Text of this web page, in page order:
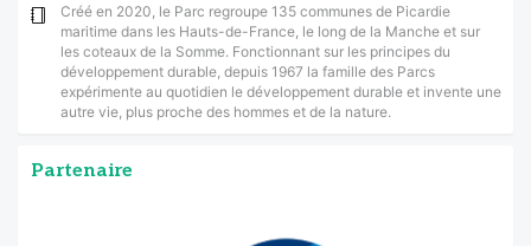
Créé en 2020, le Parc regroupe 135 communes de Picardie
maritime dans les Hauts-de-France, le long de la Manche et sur
les coteaux de la Somme. Fonctionnant sur les principes du
développement durable, depuis 1967 la famille des Parcs
expérimente au quotidien le développement durable et invente une
autre vie, plus proche des hommes et de la nature.
Partenaire